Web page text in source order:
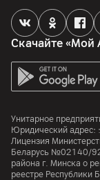
Скачайте «Мой
Унитарное
Юридический адрес: :
Лицензия
Беларусь №02140/
района г. Минска о
реестре